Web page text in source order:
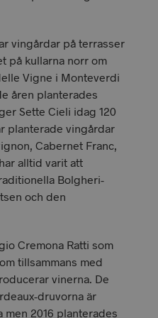
vingårdar på terrasser
på kullarna norr om
Vigne i Monteverdi
åren planterades
Sette Cieli idag 120
planterade vingårdar
Cabernet Franc,
alltid varit att
Bolgheri-
och den
Cremona Ratti som
tillsammans med
vinerna. De
druvorna är
2016 planterades